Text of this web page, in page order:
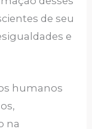
de seu
e
humanos
na